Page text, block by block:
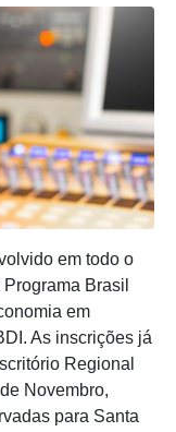
em todo o
Brasil
em
As inscrições já
Regional
Novembro,
para Santa